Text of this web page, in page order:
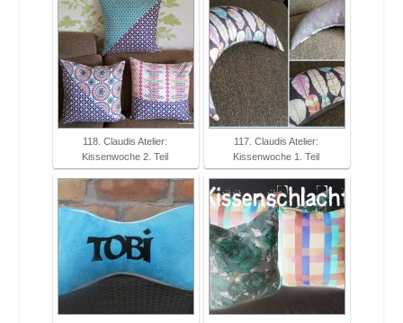
118. Claudis Atelier:
Kissenwoche 2. Teil
117. Claudis Atelier:
Kissenwoche 1. Teil